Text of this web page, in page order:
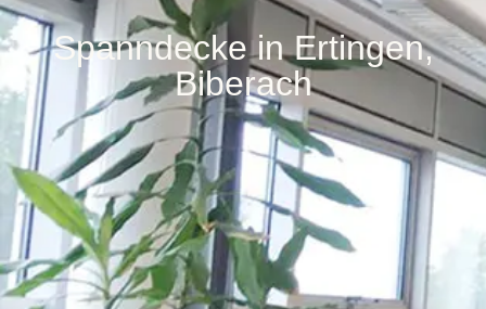
Spanndecke in Ertingen,
Biberach